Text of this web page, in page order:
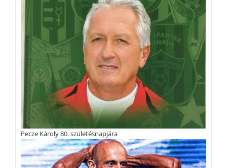
Pecze Károly 80. születésnapjára